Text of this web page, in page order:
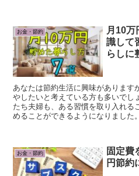
お金・節約
月10万
識して
らしに
あなたは節約生活に興味があります
やしたいと考えている方も多いでし
たち夫婦も、ある習慣を取り入れる
めることができるようになりました
お金・節約
固定費
円節約